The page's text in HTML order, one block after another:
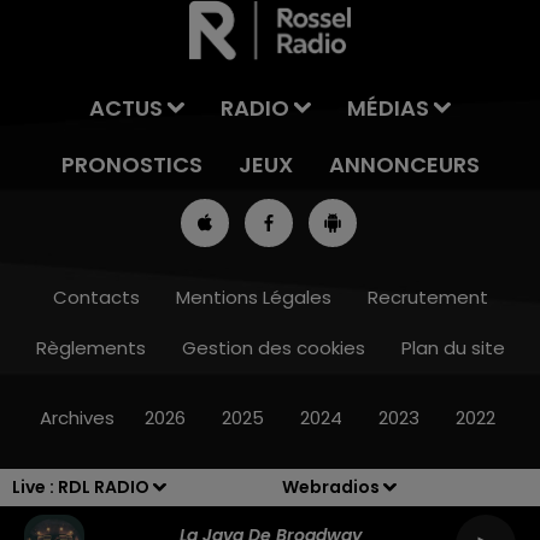
Live : RDL RADIO
Webradios
La Java De Broadway
7h00 - 10h00
ACTUS RADIO
MÉDIAS
PRONOSTICS
JEUX ANNONCEURS
Contacts Mentions Légales
Recrutement
Règlements
Gestion des cookies Plan du site
Archives 2026 2025 2024 2023 2022